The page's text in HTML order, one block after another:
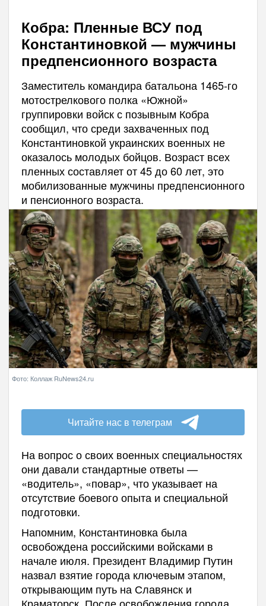
Кобра: Пленные ВСУ под
Константиновкой — мужчины
предпенсионного возраста
Заместитель командира батальона 1465-го
мотострелкового полка «Южной»
группировки войск с позывным Кобра
сообщил, что среди захваченных под
Константиновкой украинских военных не
оказалось молодых бойцов. Возраст всех
пленных составляет от 45 до 60 лет, это
мобилизованные мужчины предпенсионного
и пенсионного возраста.
Фото: Коллаж RuNews24.ru
Читайте нас в телеграм
На вопрос о своих военных специальностях
они давали стандартные ответы —
«водитель», «повар», что указывает на
отсутствие боевого опыта и специальной
подготовки.
Напомним, Константиновка была
освобождена российскими войсками в
начале июля. Президент Владимир Путин
назвал взятие города ключевым этапом,
открывающим путь на Славянск и